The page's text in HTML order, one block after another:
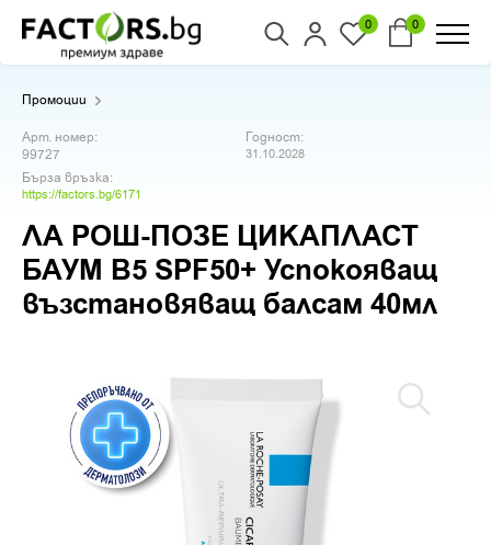
0 0
Промоции
Арт. номер:
99727
Годност:
31.10.2028
Бърза връзка:
https://factors.bg/6171
ЛА РОШ-ПОЗЕ ЦИКАПЛАСТ
БАУМ B5 SPF50+ Успокояващ
възстановяващ балсам 40мл